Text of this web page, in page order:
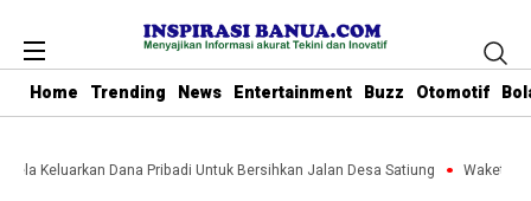
Home Trending News Entertainment Buzz Otomotif
Keluarkan Dana Pribadi Untuk Bersihkan Jalan Desa Satiung Waket